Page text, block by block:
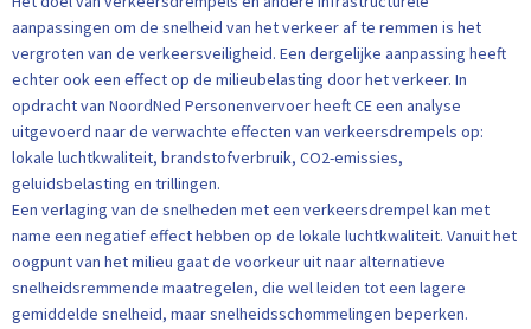
aanpassingen om de snelheid van het verkeer af te remmen is het
vergroten van de verkeersveiligheid. Een dergelijke aanpassing heeft
echter ook een effect op de milieubelasting door het verkeer. In
opdracht van NoordNed Personenvervoer heeft CE een analyse
uitgevoerd naar de verwachte effecten van verkeersdrempels op:
lokale luchtkwaliteit, brandstofverbruik, CO2-emissies,
geluidsbelasting en trillingen.
Een verlaging van de snelheden met een verkeersdrempel kan met
name een negatief effect hebben op de lokale luchtkwaliteit. Vanuit het
oogpunt van het milieu gaat de voorkeur uit naar alternatieve
snelheidsremmende maatregelen, die wel leiden tot een lagere
gemiddelde snelheid, maar snelheidsschommelingen beperken.